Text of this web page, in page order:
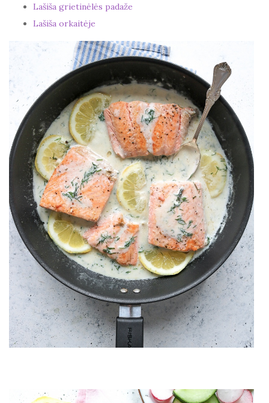
Lašiša grietinėlės padaže
Lašiša orkaitėje